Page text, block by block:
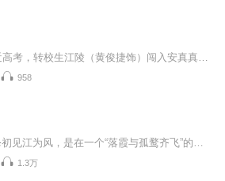
958
1.3万